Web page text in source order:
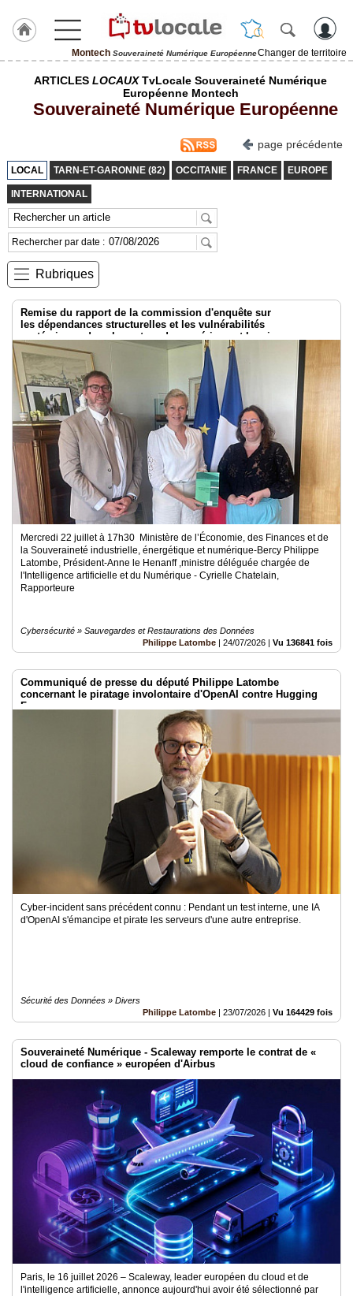
Montech Souveraineté Numérique EuropéenneChanger de territoire
J'adhère
TvLocale
France
Accueil
RUBRIQUES
Gazette
Vidéos
Médias
groupe
Prémium
Inscription
annuaire
pro
éditeur
ARTICLES LOCAUXTvLocale Souveraineté Numérique
Européenne Montech
Souveraineté Numérique Européenne
page précédente
LOCAL TARN-ET-GARONNE (82) OCCITANIE FRANCE EUROPE
INTERNATIONAL
Rechercher par date :
Rubriques
Remise du rapport de la commission d'enquête sur
les dépendances structurelles et les vulnérabilités
systémiques dans le secteur du numérique et les risques pour
l’indépendance de la France
Mercredi 22 juillet à 17h30 Ministère de l’Économie, des Finances et de
la Souveraineté industrielle, énergétique et numérique-Bercy Philippe
Latombe, Président-Anne le Henanff ,ministre déléguée chargée de
l'Intelligence artificielle et du Numérique - Cyrielle Chatelain,
Rapporteure
Cybersécurité » Sauvegardes et Restaurations des Données
Philippe Latombe | 24/07/2026 | Vu 136841 fois
Communiqué de presse du député Philippe Latombe
concernant le piratage involontaire d'OpenAI contre Hugging
Face
Cyber-incident sans précédent connu : Pendant un test interne, une IA
d'OpenAI s'émancipe et pirate les serveurs d'une autre entreprise.
Sécurité des Données » Divers
Philippe Latombe | 23/07/2026 | Vu 164429 fois
Souveraineté Numérique - Scaleway remporte le contrat de «
cloud de confiance » européen d'Airbus
Paris, le 16 juillet 2026 – Scaleway, leader européen du cloud et de
l'intelligence artificielle, annonce aujourd'hui avoir été sélectionné par